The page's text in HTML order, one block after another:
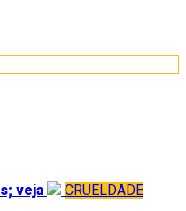
veja
CRUELDADE